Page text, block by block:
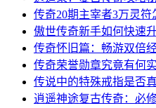
传奇20期主宰者3万灵符
傲世传奇新手如何快速
传奇怀旧篇：畅游双倍
传奇荣誉勋章究竟有何
传说中的特殊戒指是否
逍遥神途复古传奇：必